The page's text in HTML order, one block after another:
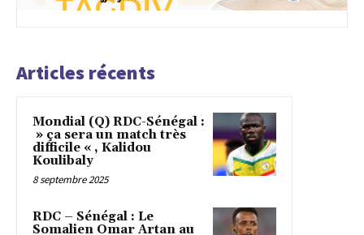
Articles récents
Mondial (Q) RDC-Sénégal :
» ça sera un match très
difficile « , Kalidou
Koulibaly
8 septembre 2025
RDC – Sénégal : Le
Somalien Omar Artan au